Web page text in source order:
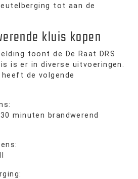
tot aan de
kluis kopen
toont de De Raat DRS
is er in diverse uitvoeringen.
de volgende
minuten brandwerend